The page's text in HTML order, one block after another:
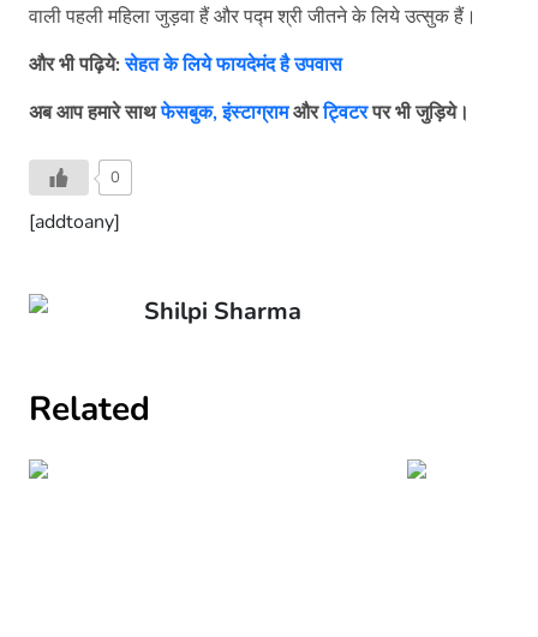
वाली पहली महिला जुड़वा हैं और पद्म श्री जीतने के लिये उत्सुक हैं।
और भी पढ़िये: सेहत के लिये फायदेमंद है उपवास
अब आप हमारे साथफेसबुक,इंस्टाग्रामऔरट्विटरपर भी जुड़िये।
0
[addtoany]
Shilpi Sharma
Related